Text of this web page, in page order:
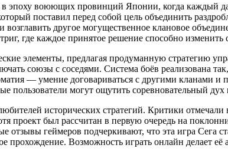
в эпоху воюющих провинций Японии, когда каждый
поставил перед собой цель объединить
возглавить другое могущественное клановое
где каждое принятое решение способно изменить
элементы, предлагая продуманную стратегию
союзы с соседями. Система боёв реализована
— умение договариваться с другими кланами
пользователи могут ощутить соревновательный
исторических стратегий. Критики
проект был рассчитан в первую очередь на
отзывы геймеров подчеркивают, что эта игра Сега
Возможность играть онлайн делает